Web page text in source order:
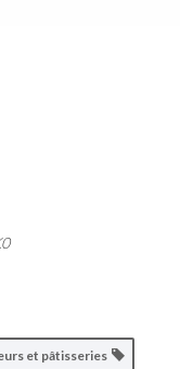
et pâtisseries